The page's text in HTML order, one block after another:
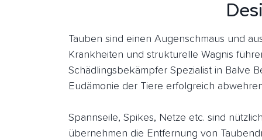
Tauben sind einen Augenschmaus und
Krankheiten und strukturelle Wagnis
Schädlingsbekämpfer Spezialist in Balve
Eudämonie der Tiere erfolgreich
Spannseile, Spikes, Netze etc. sind
übernehmen die Entfernung von